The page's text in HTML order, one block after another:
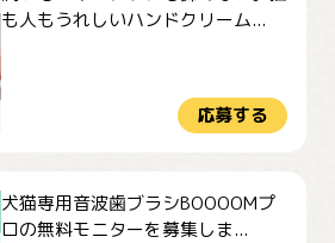
も人もうれしいハンドクリーム...
応募する
犬猫専用音波歯ブラシBOOOOMプ
ロの無料モニターを募集しま...